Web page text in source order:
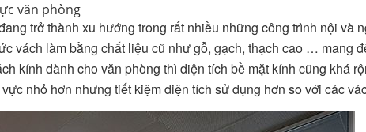
văn phòng
trở thành xu hướng trong rất nhiều những công trình nội và
vách làm bằng chất liệu cũ như gỗ, gạch, thạch cao … mang
kính dành cho văn phòng thì diện tích bề mặt kính cũng khá
nhỏ hơn nhưng tiết kiệm diện tích sử dụng hơn so với các